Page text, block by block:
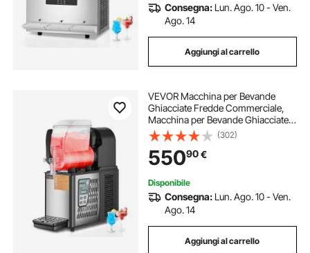
Consegna: Lun. Ago. 10 - Ven.
Ago. 14
Aggiungi al carrello
VEVOR Macchina per Bevande
Ghiacciate Fredde Commerciale,
Macchina per Bevande Ghiacciate
Serbatoio Singolo 4 Litri, Macchina
per Frullati in Acciaio Inox,
Macchina per Bevande Fredde Bar
Hotel
(302)
55090€
Disponibile
Consegna: Lun. Ago. 10 - Ven.
Ago. 14
Aggiungi al carrello